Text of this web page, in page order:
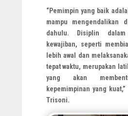
“Pemimpin yang baik
mampu mengendalikan
dahulu. Disiplin dalam
kewajiban, seperti
lebih awal dan
tepat waktu, merupakan
yang akan
kepemimpinan yang kuat,”
Trisoni.